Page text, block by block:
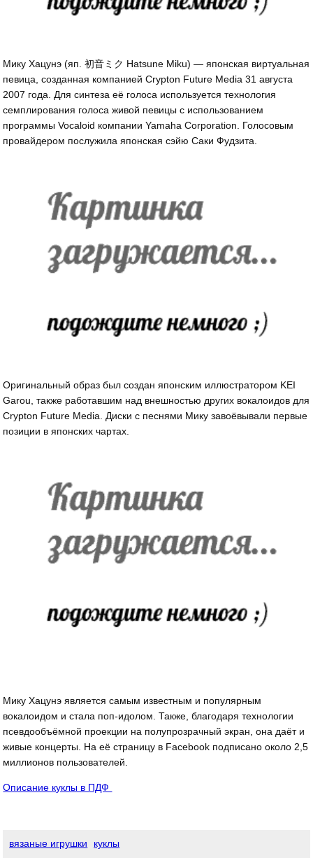
Мику Хацунэ (яп. 初音ミク Hatsune Miku) — японская виртуальная
певица, созданная компанией Crypton Future Media 31 августа
2007 года. Для синтеза её голоса используется технология
семплирования голоса живой певицы с использованием
программы Vocaloid компании Yamaha Corporation. Голосовым
провайдером послужила японская сэйю Саки Фудзита.
Оригинальный образ был создан японским иллюстратором KEI
Garou, также работавшим над внешностью других вокалоидов для
Crypton Future Media. Диски с песнями Мику завоёвывали первые
позиции в японских чартах.
Мику Хацунэ является самым известным и популярным
вокалоидом и стала поп-идолом. Также, благодаря технологии
псевдообъёмной проекции на полупрозрачный экран, она даёт и
живые концерты. На её страницу в Facebook подписано около 2,5
миллионов пользователей.
Описание куклы в ПДФ
вязаные игрушки куклы